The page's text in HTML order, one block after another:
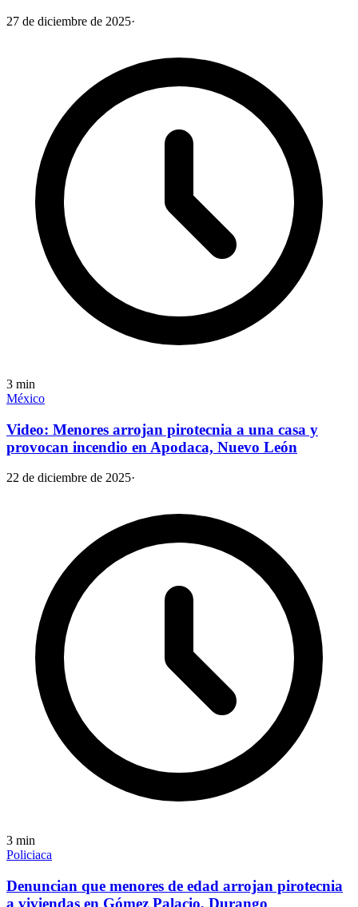
27 de diciembre de 2025·
3 min
México
Video: Menores arrojan pirotecnia a una casa y
provocan incendio en Apodaca, Nuevo León
22 de diciembre de 2025·
3 min
Policiaca
Denuncian que menores de edad arrojan pirotecnia
a viviendas en Gómez Palacio, Durango